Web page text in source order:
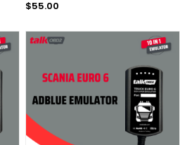
$55.00